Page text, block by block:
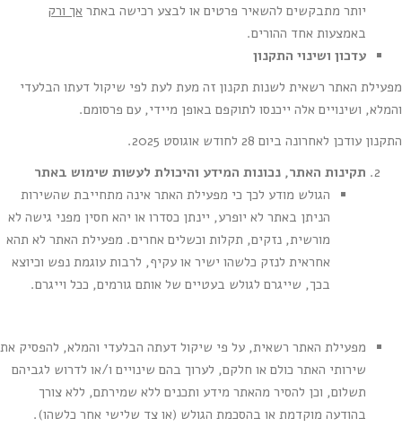
יותר מתבקשים להשאיר פרטים או לבצע רכישה באתר אך ורק
באמצעות אחד ההורים.
עדכון ושינוי התקנון
מפעילת האתר רשאית לשנות תקנון זה מעת לעת לפי שיקול דעתו הבלעדי
והמלא, ושינויים אלה ייכנסו לתוקפם באופן מיידי, עם פרסומם.
התקנון עודכן לאחרונה ביום 28 לחודש אוגוסט 2025.
תקינות האתר, נכונות המידע והיכולת לעשות שימוש באתר
הגולש מודע לכך כי מפעילת האתר אינה מתחייבת שהשירות
הניתן באתר לא יופרע, יינתן כסדרו או יהא חסין מפני גישה לא
מורשית, נזקים, תקלות וכשלים אחרים. מפעילת האתר לא תהא
אחראית לנזק כלשהו ישיר או עקיף, לרבות עוגמת נפש וכיוצא
בכך, שייגרם לגולש בעטיים של אותם גורמים, ככל וייגרם.
מפעילת האתר רשאית, על פי שיקול דעתה הבלעדי והמלא, להפסיק את
שירותי האתר כולם או חלקם, לערוך בהם שינויים ו/או לדרוש לגביהם
תשלום, וכן להסיר מהאתר מידע ותכנים ללא שמירתם, ללא צורך
בהודעה מוקדמת או בהסכמת הגולש (או צד שלישי אחר כלשהו).